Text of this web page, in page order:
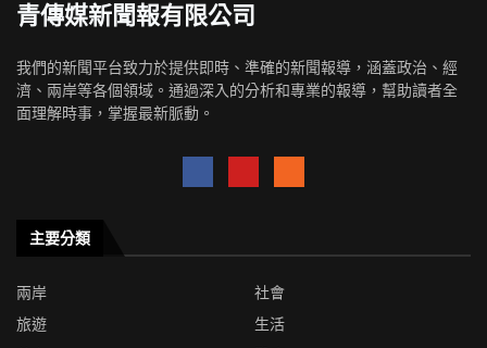
青傳媒新聞報有限公司
我們的新聞平台致力於提供即時、準確的新聞報導，涵蓋政治、經
濟、兩岸等各個領域。通過深入的分析和專業的報導，幫助讀者全
面理解時事，掌握最新脈動。
主要分類
兩岸
社會
旅遊
生活